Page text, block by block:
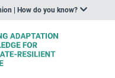
| How do you know?